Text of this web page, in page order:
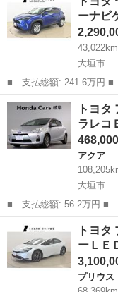
ートキープッシュスタ
Ｐ ワン...
ーナ
43,022km
大垣市
■ 支払総額: 241.6万円 ■ 車両本体価格： 2,290,000 円 ■ メーカ
ー名： トヨタ ■ 車種
ブリッドＧ メモリーナ
ター イ...
岐阜 大垣市 トヨタ
トヨ
ラレコ
アクア
大垣市
■ 支払総額: 56.2万円 ■ 車両本体価格： 468,000 円 ■ メーカー
名： トヨタ ■ 車種名
ｔｏｏｔｈ接続ドラレコ
ドウ エコア...
岐阜 アクア
トヨ
ーＬＥ
プリウス